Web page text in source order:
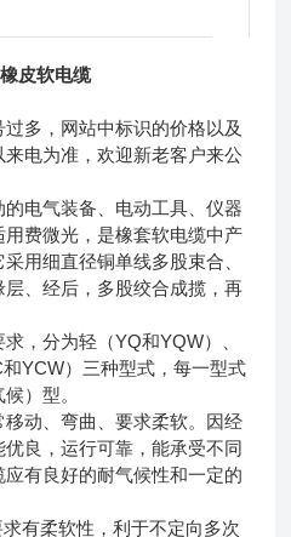
皮软电缆
过多，网站中标识的价格以及
电为准，欢迎新老客户来公
电气装备、电动工具、仪器
费微光，是橡套软电缆中产
用细直径铜单线多股束合、
、经后，多股绞合成揽，再
，分为轻（YQ和YQW）、
YCW）三种型式，每一型式
）型。
动、弯曲、要求柔软。因经
良，运行可靠，能承受不同
有良好的耐气候性和一定的
有柔软性，利于不定向多次